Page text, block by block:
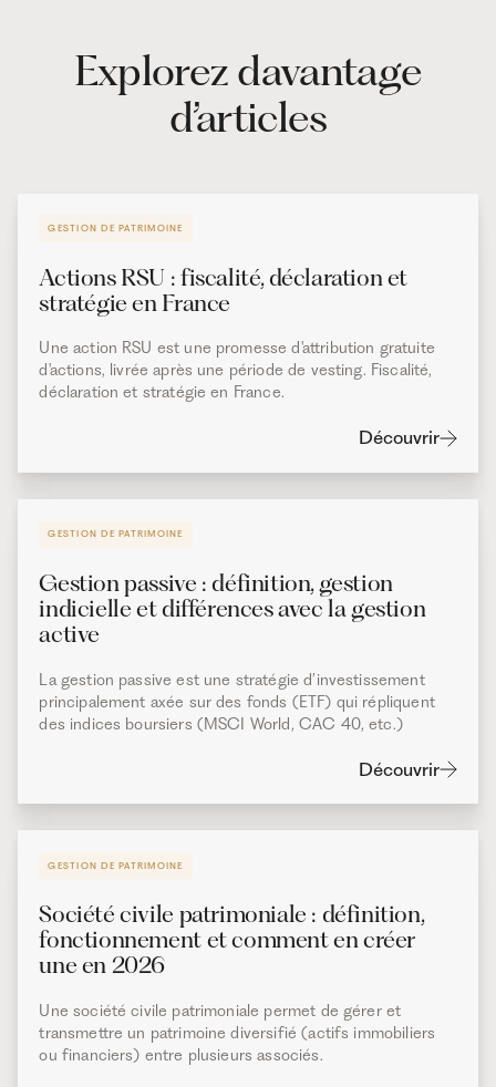
Explorez davantage
d’articles
GESTION DE PATRIMOINE
Actions RSU : fiscalité, déclaration et
stratégie en France
Une action RSU est une promesse d'attribution gratuite
d'actions, livrée après une période de vesting. Fiscalité,
déclaration et stratégie en France.
Découvrir
GESTION DE PATRIMOINE
Gestion passive : définition, gestion
indicielle et différences avec la gestion
active
La gestion passive est une stratégie d’investissement
principalement axée sur des fonds (ETF) qui répliquent
des indices boursiers (MSCI World, CAC 40, etc.)
Découvrir
GESTION DE PATRIMOINE
Société civile patrimoniale : définition,
fonctionnement et comment en créer
une en 2026
Une société civile patrimoniale permet de gérer et
transmettre un patrimoine diversifié (actifs immobiliers
ou financiers) entre plusieurs associés.